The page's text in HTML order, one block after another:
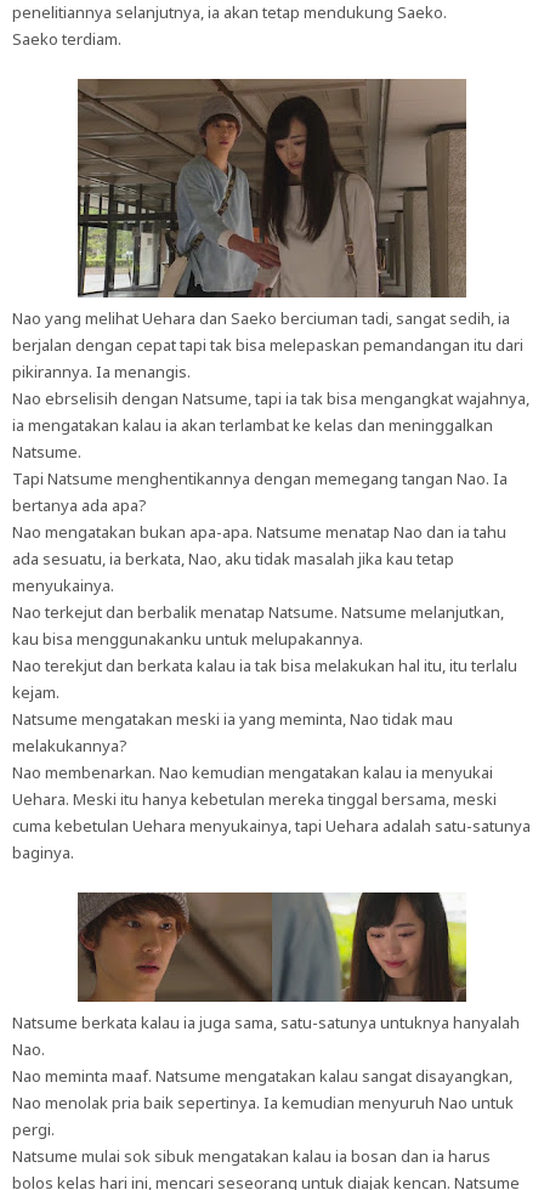
penelitiannya selanjutnya, ia akan tetap mendukung Saeko.
Saeko terdiam.
Nao yang melihat Uehara dan Saeko berciuman tadi, sangat sedih, ia
berjalan dengan cepat tapi tak bisa melepaskan pemandangan itu dari
pikirannya. Ia menangis.
Nao ebrselisih dengan Natsume, tapi ia tak bisa mengangkat wajahnya,
ia mengatakan kalau ia akan terlambat ke kelas dan meninggalkan
Natsume.
Tapi Natsume menghentikannya dengan memegang tangan Nao. Ia
bertanya ada apa?
Nao mengatakan bukan apa-apa. Natsume menatap Nao dan ia tahu
ada sesuatu, ia berkata, Nao, aku tidak masalah jika kau tetap
menyukainya.
Nao terkejut dan berbalik menatap Natsume. Natsume melanjutkan,
kau bisa menggunakanku untuk melupakannya.
Nao terekjut dan berkata kalau ia tak bisa melakukan hal itu, itu terlalu
kejam.
Natsume mengatakan meski ia yang meminta, Nao tidak mau
melakukannya?
Nao membenarkan. Nao kemudian mengatakan kalau ia menyukai
Uehara. Meski itu hanya kebetulan mereka tinggal bersama, meski
cuma kebetulan Uehara menyukainya, tapi Uehara adalah satu-satunya
baginya.
Natsume berkata kalau ia juga sama, satu-satunya untuknya hanyalah
Nao.
Nao meminta maaf. Natsume mengatakan kalau sangat disayangkan,
Nao menolak pria baik sepertinya. Ia kemudian menyuruh Nao untuk
pergi.
Natsume mulai sok sibuk mengatakan kalau ia bosan dan ia harus
bolos kelas hari ini, mencari seseorang untuk diajak kencan. Natsume